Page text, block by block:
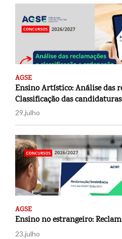
AGSE
Ensino Artístico: Análise das
Classificação das candidaturas
29.julho
AGSE
Ensino no estrangeiro:
23.julho